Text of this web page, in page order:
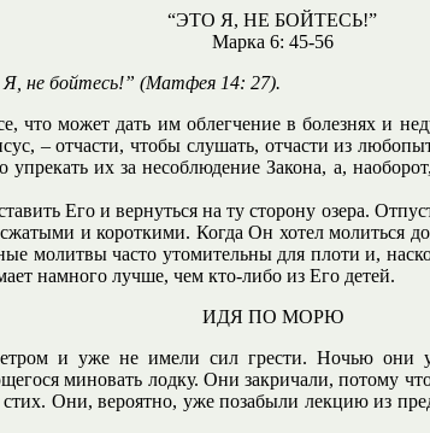
“ЭТО Я, НЕ БОЙТЕСЬ!”
Марка 6: 45-56
Я, не бойтесь!” (Матфея 14: 27).
что может дать им облегчение в болезнях и
– отчасти, чтобы слушать, отчасти из
их за несоблюдение Закона, а,
Его и вернуться на ту сторону озера.
и короткими. Когда Он хотел молиться
молитвы часто утомительны для плоти и,
намного лучше, чем кто-либо из Его детей.
ИДЯ ПО МОРЮ
и уже не имели сил грести. Ночью они
миновать лодку. Они закричали, потому
Они, вероятно, уже позабыли лекцию из